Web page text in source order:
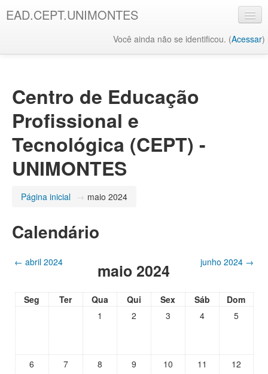
EAD.CEPT.UNIMONTES
Você ainda não se identificou. (Acessar)
Centro de Educação
Profissional e
Tecnológica (CEPT) -
UNIMONTES
Página inicial → maio 2024
Calendário
← abril 2024 maio 2024 junho 2024 →
Seg Ter Qua Qui Sex Sáb
Dom
1
2 3 4 5
6 7 8 9 10 11 12